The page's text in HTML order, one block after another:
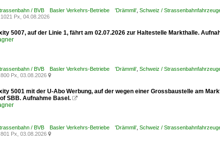
/ BVB Basler Verkehrs-Betriebe 'Drämmli' Schweiz /
Px, 04.08.2026
5007, auf der Linie 1, fährt am 02.07.2026 zur Haltestelle Markthalle.
/ BVB Basler Verkehrs-Betriebe 'Drämmli' Schweiz /
Px, 03.08.2026 
5001 mit der U-Abo Werbung, auf der wegen einer Grossbaustelle am
SBB. Aufnahme Basel. 
/ BVB Basler Verkehrs-Betriebe 'Drämmli' Schweiz /
Px, 03.08.2026 